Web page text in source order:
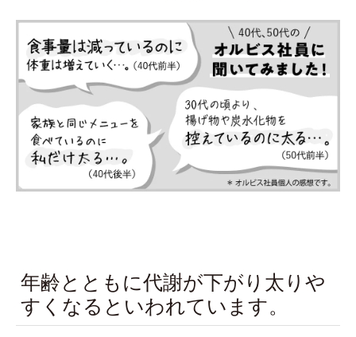
年齢とともに代謝が下がり太りや
すくなるといわれています。